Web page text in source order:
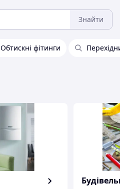
Знайти
Обтискні фітинги